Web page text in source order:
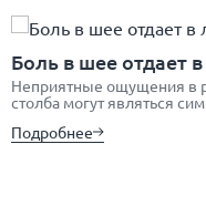
Боль в шее отдает
Неприятные ощущения в
столба могут являться
Подробнее